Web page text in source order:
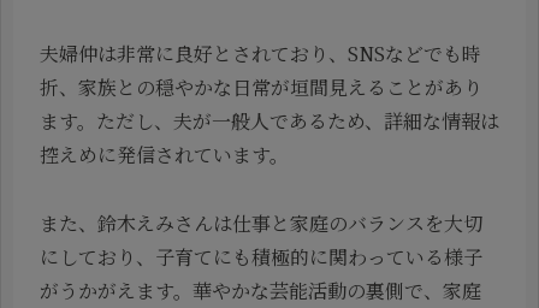
夫婦仲は非常に良好とされており、SNSなどでも時
折、家族との穏やかな日常が垣間見えることがあり
ます。ただし、夫が一般人であるため、詳細な情報は
控えめに発信されています。
また、鈴木えみさんは仕事と家庭のバランスを大切
にしており、子育てにも積極的に関わっている様子
がうかがえます。華やかな芸能活動の裏側で、家庭